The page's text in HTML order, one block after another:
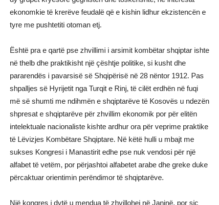
ekonomkie të krerëve feudalë që e kishin lidhur ekzistencën e
tyre me pushtetiti otoman etj.
Është pra e qartë pse zhvillimi i arsimit kombëtar shqiptar ishte
në thelb dhe praktikisht një çështje politike, si kusht dhe
pararendës i pavarsisë së Shqipërisë në 28 nëntor 1912. Pas
shpalljes së Hyrijetit nga Turqit e Rinj, të cilët erdhën në fuqi
më së shumti me ndihmën e shqiptarëve të Kosovës u ndezën
shpresat e shqiptarëve për zhvillim ekonomik por për elitën
intelektuale nacionaliste kishte ardhur ora për veprime praktike
të Lëvizjes Kombëtare Shqiptare. Në këtë hulli u mbajt me
sukses Kongresi i Manastirit edhe pse nuk vendosi për një
alfabet të vetëm, por përjashtoi alfabetet arabe dhe greke duke
përcaktuar orientimin perëndimor të shqiptarëve.
Një kongres i dytë u mendua të zhvillohej në Janinë, por siç